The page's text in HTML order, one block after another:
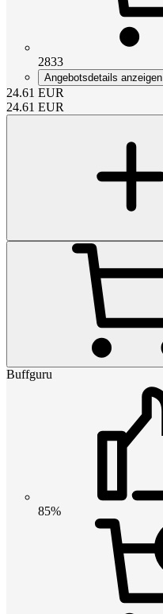
2833
Angebotsdetails anzeigen
24.61 EUR
24.61 EUR
Buffguru
85%